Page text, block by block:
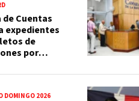
de Cuentas
expedientes
de
por
entre 2019 y
DOMINGO 2026